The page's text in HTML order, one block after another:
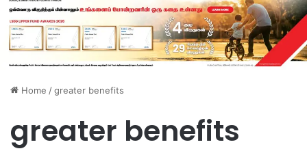
Home /greater benefits
greater benefits